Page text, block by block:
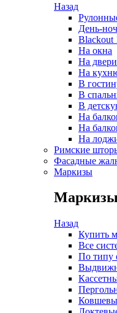
Назад
День-
Blackout
На окна
На двери
На
В
В
В
На
На
На
Римские
Фасадные
Маркизы
Маркизы
Назад
Купить
Все
По типу